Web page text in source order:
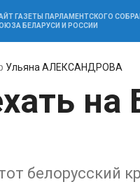
ГАЗЕТЫ ПАРЛАМЕНТСКОГО
БЕЛАРУСИ И РОССИИ
Ульяна АЛЕКСАНДРОВА
на
белорусский